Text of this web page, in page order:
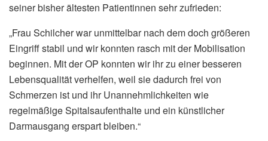
seiner bisher ältesten Patientinnen sehr zufrieden:
„Frau Schilcher war unmittelbar nach dem doch größeren
Eingriff stabil und wir konnten rasch mit der Mobilisation
beginnen. Mit der OP konnten wir ihr zu einer besseren
Lebensqualität verhelfen, weil sie dadurch frei von
Schmerzen ist und ihr Unannehmlichkeiten wie
regelmäßige Spitalsaufenthalte und ein künstlicher
Darmausgang erspart bleiben.“